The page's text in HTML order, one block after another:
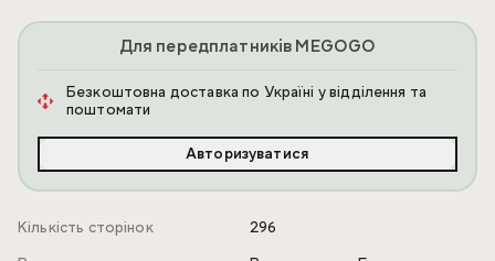
Для передплатників MEGOGO
Безкоштовна доставка по Україні у відділення та
поштомати
Авторизуватися
Кількість сторінок
296